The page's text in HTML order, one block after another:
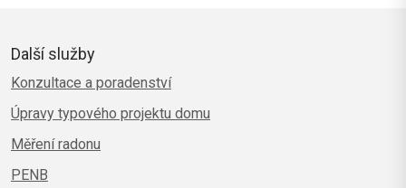
Další služby
Konzultace a poradenství
Úpravy typového projektu domu
Měření radonu
PENB